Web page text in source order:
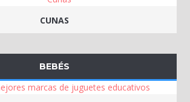
CUNAS
BEBÉS